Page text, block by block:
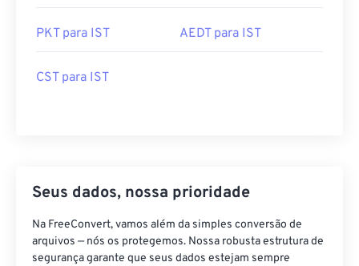
PKT para IST AEDT para IST
CST para IST
Seus dados, nossa prioridade
Na FreeConvert, vamos além da simples conversão de
arquivos — nós os protegemos. Nossa robusta estrutura de
segurança garante que seus dados estejam sempre